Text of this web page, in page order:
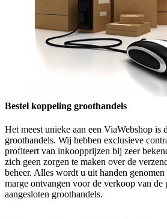
Bestel koppeling groothandels
Het meest unieke aan een ViaWebshop is
groothandels. Wij hebben exclusieve
profiteert van inkoopprijzen bij zeer
zich geen zorgen te maken over de
beheer. Alles wordt u uit handen
marge ontvangen voor de verkoop van de
aangesloten groothandels.